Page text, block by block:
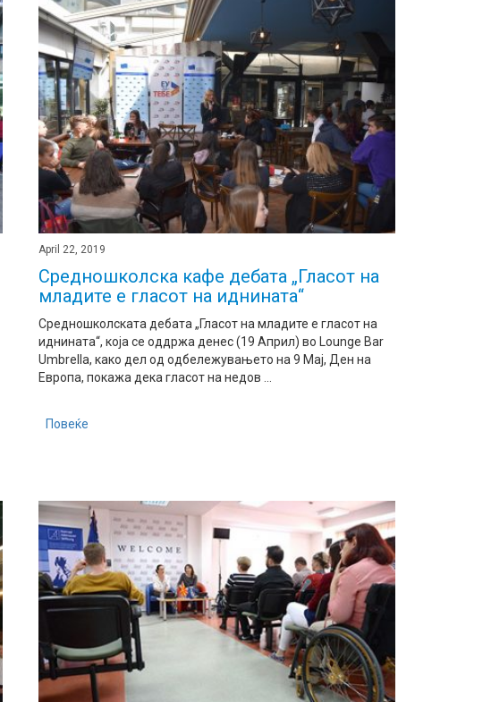
April 22, 2019
Средношколска кафе дебата „Гласот на
младите е гласот на иднината“
Средношколската дебата „Гласот на младите е гласот на
иднината“, која се оддржа денес (19 Април) во Lounge Bar
Umbrella, како дел од одбележувањето на 9 Мај, Ден на
Европа, покажа дека гласот на недов ...
Повеќе